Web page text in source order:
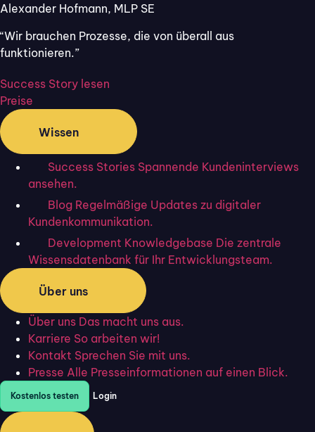
Alexander Hofmann, MLP SE
“Wir brauchen Prozesse, die von überall aus
funktionieren.”
Success Story lesen
Preise
Wissen
Success Stories Spannende Kundeninterviews
ansehen.
Blog Regelmäßige Updates zu digitaler
Kundenkommunikation.
Development Knowledgebase Die zentrale
Wissensdatenbank für Ihr Entwicklungsteam.
Über uns
Über uns Das macht uns aus.
Karriere So arbeiten wir!
Kontakt Sprechen Sie mit uns.
Presse Alle Presseinformationen auf einen Blick.
Kostenlos testen Login
Flixcheck
Digitale Kundenkommunikation. Formulare, Unterschriften und
Nachrichten – per SMS, WhatsApp und E-Mail.
PRODUKT
Kommunikation
CRM Light
Analytics
Omnichannel
Vorlagen
Sicherheitsstandards
Versicherung
Steuerberatung
Immobilien
Versorger
Handwerk
WISSEN
Success Stories
Knowledgebase
Preise